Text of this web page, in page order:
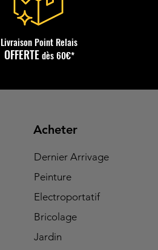
Livraison Point Relais
OFFERTEdès 60€*
Acheter
Dernier Arrivage
Peinture
Electroportatif
Bricolage
Jardin